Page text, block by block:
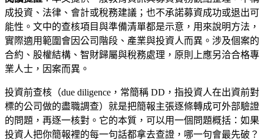
成投資、法律、會計或稅務建議；也不承諾募資成功或退出可
能性。文中的查核項目與準備清單都是示意，用來說明方法，
實際適用範圍會因公司階段、產業與投資人而異。涉及個案的
合約、股權結構、智財歸屬與稅務處理，原則上應另洽合格專
業人士，因案而異。
投資前查核（due diligence，常簡稱 DD，指投資人在出資前對
標的公司做的盡職調查）就是把簡報主張逐條轉成可外部驗證
的問題，再逐一核對。它的本質，可以用一個問題概括：如果
投資人把你簡報裡的每一句話都拿去查證，哪一句會最先破？